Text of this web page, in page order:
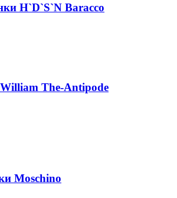
H`D`S`N Baracco
The-Antipode
Moschino